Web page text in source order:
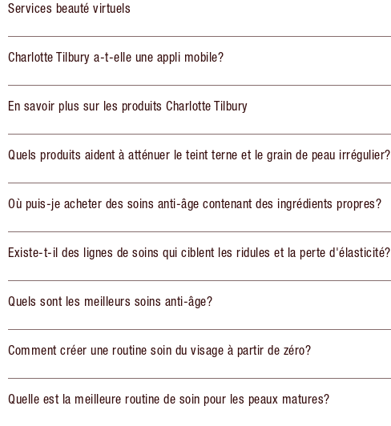
Services beauté virtuels
Charlotte Tilbury a-t-elle une appli mobile?
En savoir plus sur les produits Charlotte Tilbury
Quels produits aident à atténuer le teint terne et le grain de peau irrégulier?
Où puis-je acheter des soins anti-âge contenant des ingrédients propres?
Existe-t-il des lignes de soins qui ciblent les ridules et la perte d'élasticité?
Quels sont les meilleurs soins anti-âge?
Comment créer une routine soin du visage à partir de zéro?
Quelle est la meilleure routine de soin pour les peaux matures?